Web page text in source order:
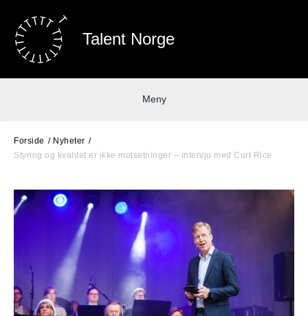
Talent Norge
Meny
Forside
Nyheter
Styring og kvalitet er ikke motsetninger – intervju med Curt Rice